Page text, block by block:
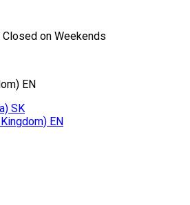
on Weekends
EN
SK
EN